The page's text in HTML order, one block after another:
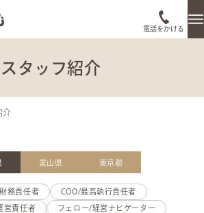
電話をかける
スタッフ紹介
介
富山県 東京都
務責任者 COO/最高執行責任者
営責任者 フェロー/経営ナビゲーター